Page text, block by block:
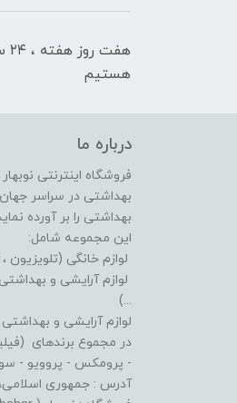
هستیم
درباره ما
بهداشتی در سراسر جهان
بهداشتی را بر آورده
این مجموعه شامل:
لوازم خانگی (تلویزیون
لوازم آرایشی و
...)
لوازم آرایشی و
در مجموع برندهای
- پرومکس - پروویو -
آدرس : جمهوری اسلامی، کوچه رم،